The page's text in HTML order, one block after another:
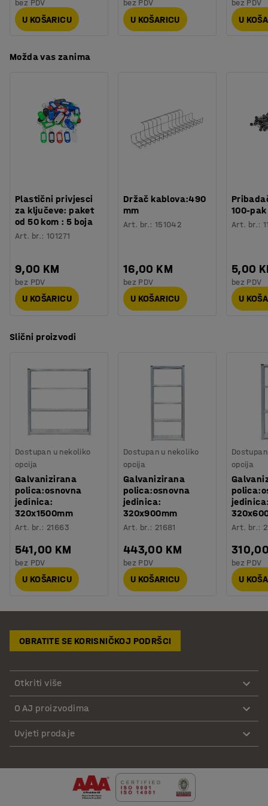
bez PDV
U KOŠARICU
bez PDV
U KOŠARICU
bez PDV
U
Možda vas zanima
Plastični privjesci
za ključeve: paket
od 50 kom : 5 boja
Art. br.:101271
9,00 KM
bez PDV
U KOŠARICU
Držač kablova:490
mm
Art. br.: 151042
16,00 KM
bez PDV
U KOŠARICU
100-pak
Art. br.:
5,00
bez PDV
U
Slični proizvodi
Dostupan u nekoliko
opcija
Galvanizirana
polica:osnovna
jedinica:
320x1500mm
Art. br.: 21663
541,00 KM
bez PDV
U KOŠARICU
Dostupan u nekoliko
opcija
Galvanizirana
polica:osnovna
jedinica:
320x900mm
Art. br.: 21681
443,00 KM
bez PDV
U KOŠARICU
opcija
Art. br.:
bez PDV
U
OBRATITE SE KORISNIČKOJ PODRŠCI
Otkriti više
O AJ proizvodima
Uvjeti prodaje